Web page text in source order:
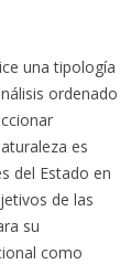
una tipología
ordenado
es
del Estado en
de las
su
como